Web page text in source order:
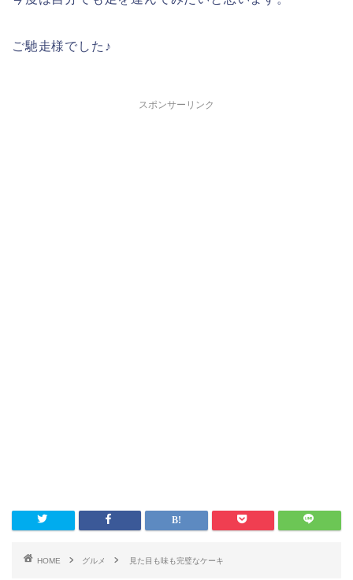
ご馳走様でした♪
スポンサーリンク
HOME グルメ 見た目も味も完璧なケーキ